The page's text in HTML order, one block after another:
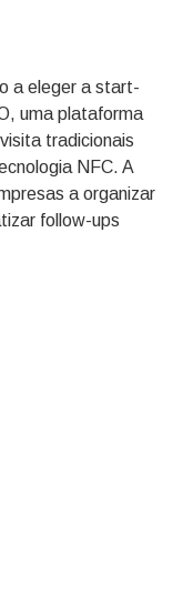
a eleger a start-
uma plataforma
tradicionais
NFC. A
a organizar
follow-ups